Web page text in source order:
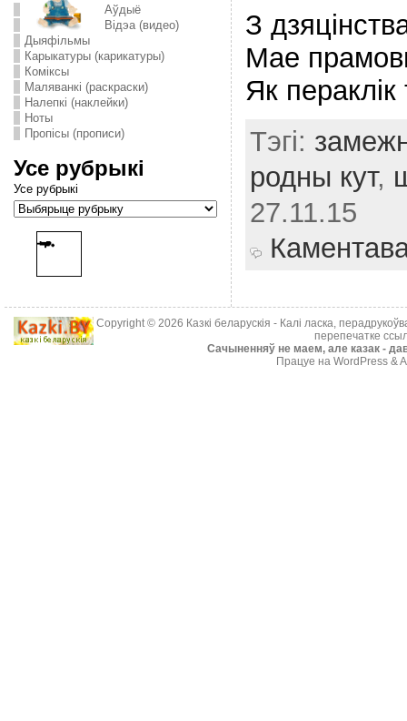
Аўдыё
Відэа (видео)
Дыяфільмы
Карыкатуры (карикатуры)
Комiксы
Маляванкі (раскраски)
Налепкі (наклейки)
Ноты
Пропісы (прописи)
Усе рубрыкі
Усе рубрыкі
З
Мае
Як пераклiк
Тэгі:
родны кут,
27.11.15
Copyright © 2026 Казкі беларускія - Калі ласка,
перепечатке
Cачыненняў не маем, але казак -
Працуе на WordPress &